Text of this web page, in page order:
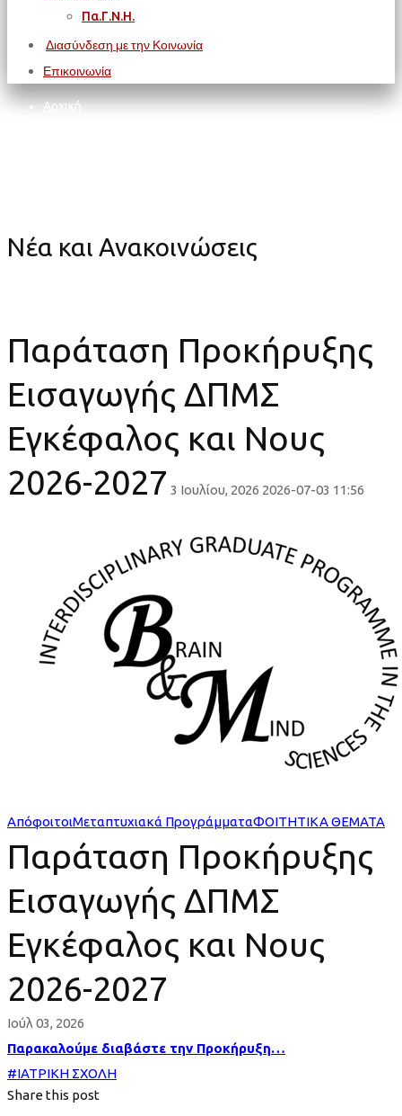
Πα.Γ.Ν.Η.
Διασύνδεση με την Κοινωνία
Επικοινωνία
Αρχική
Νέα και Ανακοινώσεις
Παράταση Προκήρυξης
Εισαγωγής ΔΠΜΣ
Εγκέφαλος και Νους
2026-2027 3 Ιουλίου, 2026 2026-07-03 11:56
Προκήρυξης
Εισαγωγής
ΔΠΜΣ
Εγκέφαλος
2027
ΑπόφοιτοιΜεταπτυχιακά ΠρογράμματαΦΟΙΤΗΤΙΚΑ ΘΕΜΑΤΑ
Παράταση Προκήρυξης
Εισαγωγής ΔΠΜΣ
Εγκέφαλος και Νους
2026-2027
Ιούλ 03, 2026
Παρακαλούμε διαβάστε την Προκήρυξη…
#ΙΑΤΡΙΚΗ ΣΧΟΛΗ
Share this post